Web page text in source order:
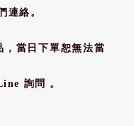
連絡。
當日下單恕無法當
詢問 。